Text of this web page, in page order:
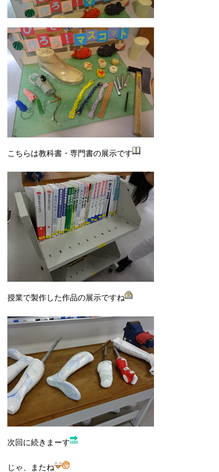
こちらは教科書・専門書の展示です
授業で製作した作品の展示ですね
次回に続きまーす
じゃ、またね